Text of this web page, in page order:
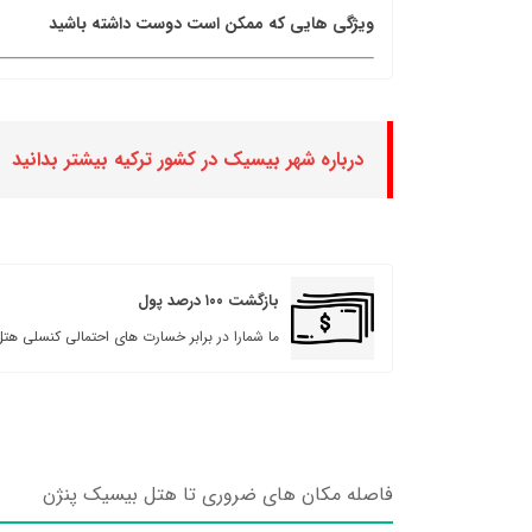
ویژگی هایی که ممکن است دوست داشته باشید
درباره شهر بیسیک در کشور ترکیه بیشتر بدانید
بازگشت ۱۰۰ درصد پول
ما شمارا در برابر خسارت های احتمالی کنسلی
فاصله مکان های ضروری تا هتل بیسیک پنژن